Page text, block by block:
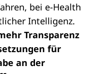
bei e-Health
Intelligenz.
Transparenz
für
an der